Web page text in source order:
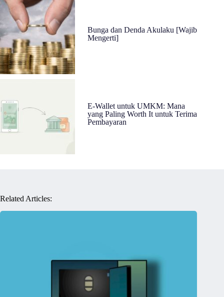
Bunga dan Denda Akulaku [Wajib
Mengerti]
E-Wallet untuk UMKM: Mana
yang Paling Worth It untuk Terima
Pembayaran
Related Articles: